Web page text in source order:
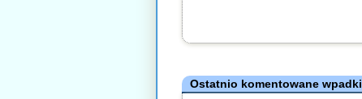
Ostatnio komentowane wpadki